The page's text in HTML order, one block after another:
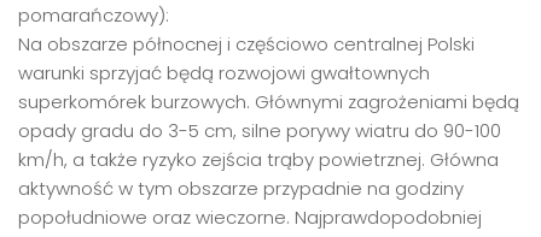
pomarańczowy):
Na obszarze północnej i częściowo centralnej Polski
warunki sprzyjać będą rozwojowi gwałtownych
superkomórek burzowych. Głównymi zagrożeniami będą
opady gradu do 3-5 cm, silne porywy wiatru do 90-100
km/h, a także ryzyko zejścia trąby powietrznej. Główna
aktywność w tym obszarze przypadnie na godziny
popołudniowe oraz wieczorne. Najprawdopodobniej